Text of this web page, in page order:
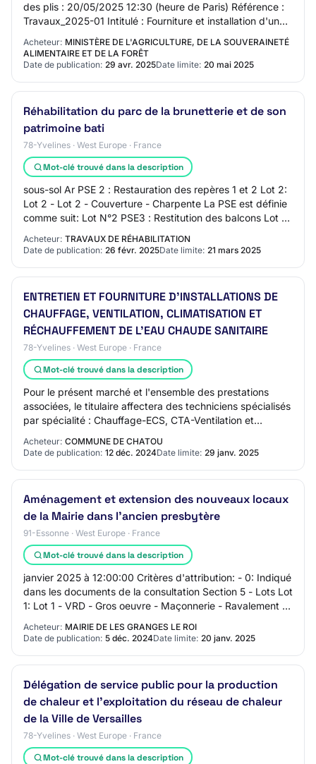
des plis : 20/05/2025 12:30 (heure de Paris) Référence :
Travaux_2025-01 Intitulé : Fourniture et installation d'une
chaudière gaz et d'une PA…
Acheteur: MINISTÈRE DE L'AGRICULTURE, DE LA SOUVERAINETÉ
ALIMENTAIRE ET DE LA FORÊT
Date de publication: 29 avr. 2025Date limite: 20 mai 2025
Réhabilitation du parc de la brunetterie et de son
patrimoine bati
78-Yvelines · West Europe · France
Mot-clé trouvé dans la description
sous-sol Ar PSE 2 : Restauration des repères 1 et 2 Lot 2:
Lot 2 - Lot 2 - Couverture - Charpente La PSE est définie
comme suit: Lot N°2 PSE3 : Restitution des balcons Lot 3:
Lot 3 - Lot 3 Menuiserie…
Acheteur: TRAVAUX DE RÉHABILITATION
Date de publication: 26 févr. 2025Date limite: 21 mars 2025
ENTRETIEN ET FOURNITURE D'INSTALLATIONS DE
CHAUFFAGE, VENTILATION, CLIMATISATION ET
RÉCHAUFFEMENT DE L'EAU CHAUDE SANITAIRE
78-Yvelines · West Europe · France
Mot-clé trouvé dans la description
Pour le présent marché et l'ensemble des prestations
associées, le titulaire affectera des techniciens spécialisés
par spécialité : Chauffage-ECS, CTA-Ventilation et
Acheteur: COMMUNE DE CHATOU
Date de publication: 12 déc. 2024Date limite: 29 janv. 2025
Aménagement et extension des nouveaux locaux
de la Mairie dans l'ancien presbytère
91-Essonne · West Europe · France
Mot-clé trouvé dans la description
janvier 2025 à 12:00:00 Critères d'attribution: - 0: Indiqué
dans les documents de la consultation Section 5 - Lots Lot
1: Lot 1 - VRD - Gros oeuvre - Maçonnerie - Ravalement -
Acheteur: MAIRIE DE LES GRANGES LE ROI
Date de publication: 5 déc. 2024Date limite: 20 janv. 2025
Délégation de service public pour la production
de chaleur et l'exploitation du réseau de chaleur
de la Ville de Versailles
78-Yvelines · West Europe · France
Mot-clé trouvé dans la description